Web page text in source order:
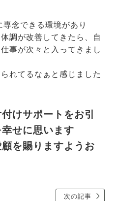
念できる環境があり
調が改善してきたら、自
事が次々と入ってきまし
れてるなぁと感じました
けサポートをお引
せに思います
を賜りますようお
次の記事